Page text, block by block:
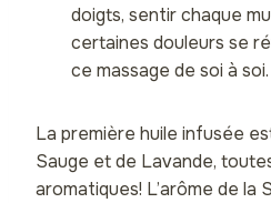
doigts, sentir chaque
certaines douleurs se
ce massage de soi à soi.
La première huile infusée
Sauge et de Lavande,
aromatiques! L’arôme de la